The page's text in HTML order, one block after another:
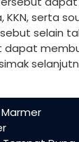
KKN, serta
selain
dapat